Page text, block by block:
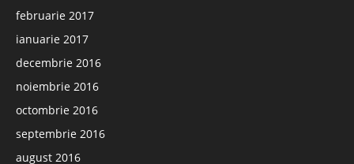
februarie 2017
ianuarie 2017
decembrie 2016
noiembrie 2016
octombrie 2016
septembrie 2016
august 2016